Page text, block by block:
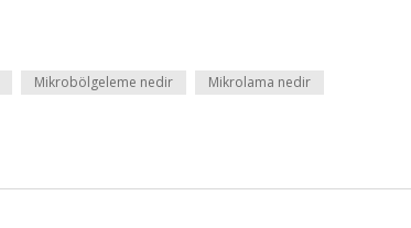
Mikrobölgeleme nedir Mikrolama nedir